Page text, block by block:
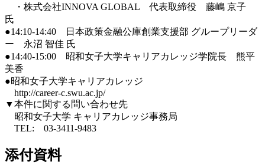
・株式会社INNOVA GLOBAL 代表取締役 藤嶋 京子
氏
●14:10-14:40 日本政策金融公庫創業支援部 グループリーダ
ー 永沼 智佳 氏
●14:40-15:00 昭和女子大学キャリアカレッジ学院長 熊平
美香
●昭和女子大学キャリアカレッジ
http://career-c.swu.ac.jp/
▼本件に関する問い合わせ先
昭和女子大学 キャリアカレッジ事務局
TEL: 03-3411-9483
添付資料